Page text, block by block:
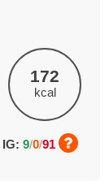
172
kcal
IG: 9/0/91